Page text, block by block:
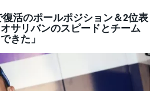
復活のポールポジション＆2位表
サリバンのスピードとチーム
きた」